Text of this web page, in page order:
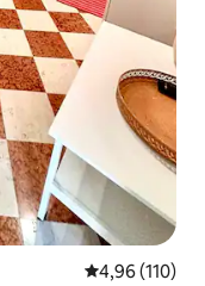
4,96 af 5 í
4,96 (110)